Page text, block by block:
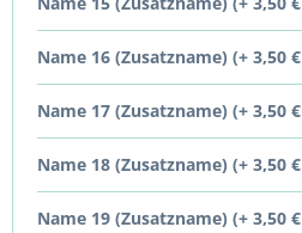
Name 16 (Zusatzname) (+ 3,50
Name 17 (Zusatzname) (+ 3,50
Name 18 (Zusatzname) (+ 3,50
Name 19 (Zusatzname) (+ 3,50